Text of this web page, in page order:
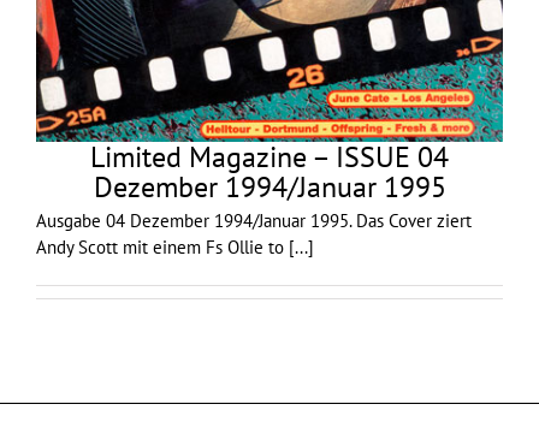
Limited Magazine – ISSUE 04
Dezember 1994/Januar 1995
Ausgabe 04 Dezember 1994/Januar 1995. Das Cover ziert
Andy Scott mit einem Fs Ollie to [...]